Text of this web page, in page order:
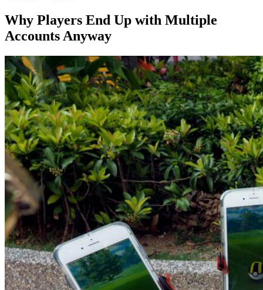
Why Players End Up with Multiple
Accounts Anyway